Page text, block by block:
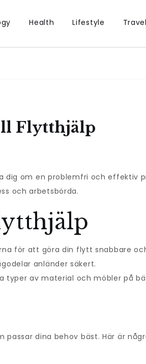
Health Lifestyle Travel
Flytthjälp
dig om en problemfri och effektiv
och arbetsbörda.
för att göra din flytt snabbare
anländer säkert.
typer av material och möbler på
dina behov bäst. Här är